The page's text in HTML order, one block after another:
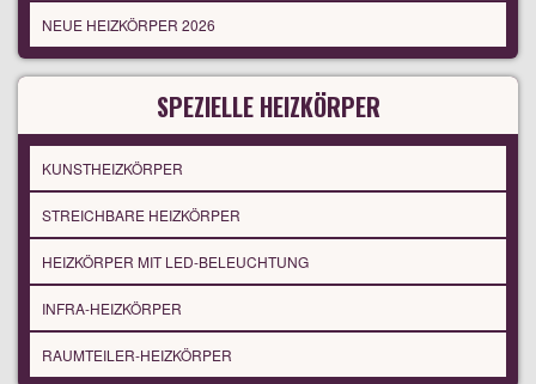
NEUE HEIZKÖRPER 2026
SPEZIELLE HEIZKÖRPER
KUNSTHEIZKÖRPER
STREICHBARE HEIZKÖRPER
HEIZKÖRPER MIT LED-BELEUCHTUNG
INFRA-HEIZKÖRPER
RAUMTEILER-HEIZKÖRPER